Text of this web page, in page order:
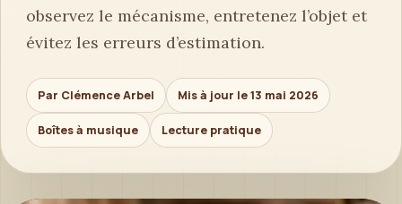
observez le mécanisme, entretenez l’objet et
évitez les erreurs d’estimation.
Par Clémence Arbel Mis à jour le 13 mai 2026
Boîtes à musique Lecture pratique